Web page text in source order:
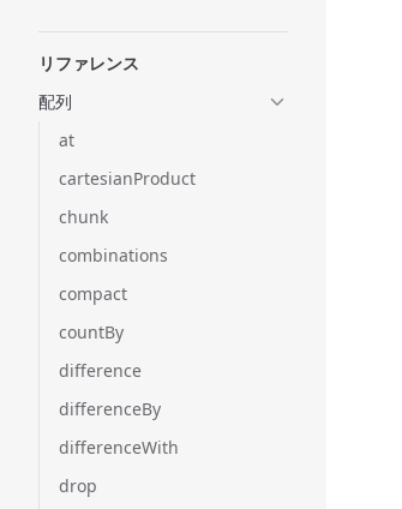
リファレンス
配列
at
cartesianProduct
chunk
combinations
compact
countBy
difference
differenceBy
differenceWith
drop